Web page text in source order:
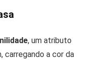
, um atributo
carregando a cor da